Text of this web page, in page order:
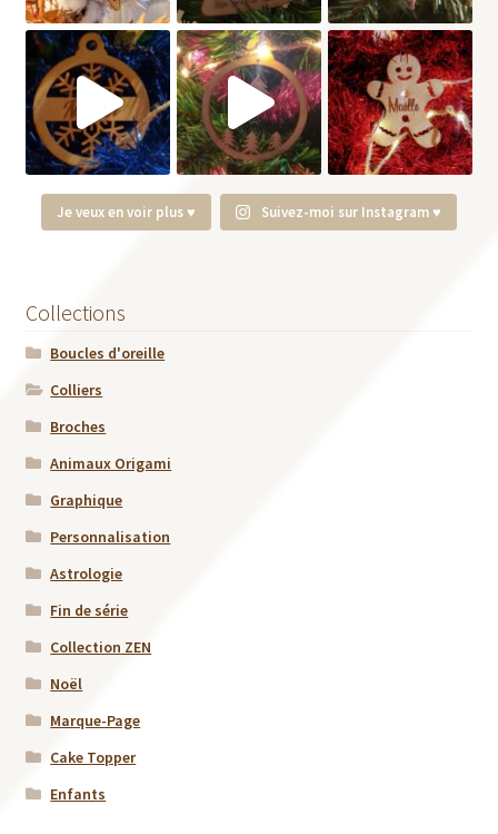
Je veux en voir plus ♥ Suivez-moi sur Instagram ♥
Collections
Boucles d'oreille
Colliers
Broches
Animaux Origami
Graphique
Personnalisation
Astrologie
Fin de série
Collection ZEN
Noël
Marque-Page
Cake Topper
Enfants